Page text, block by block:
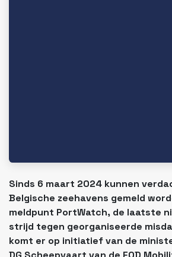
Sinds 6 maart 2024 kunnen
Belgische zeehavens gemeld
meldpunt PortWatch, de laatste
strijd tegen georganiseerde
komt er op initiatief van de